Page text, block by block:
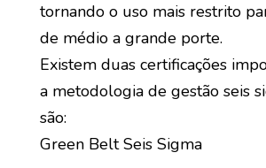
tornando o uso mais restrito
de médio a grande porte.
Existem duas certificações
a metodologia de gestão seis
são:
Green Belt Seis Sigma